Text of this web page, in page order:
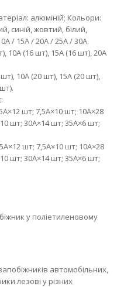
алюміній; Кольори:
синій, жовтий, білий,
/ 15А / 20А / 25А / 30А.
10А (16 шт), 15А (16 шт), 20А
10А (20 шт), 15А (20 шт),
шт; 7,5А×10 шт; 10А×28
шт; 30А×14 шт; 35А×6 шт;
шт; 7,5А×10 шт; 10А×28
шт; 30А×14 шт; 35А×6 шт;
у поліетиленовому
автомобільних,
лезові у різних